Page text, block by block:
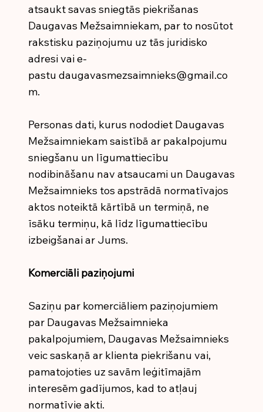
atsaukt savas sniegtās piekrišanas
Daugavas Mežsaimniekam, par to nosūtot
rakstisku paziņojumu uz tās juridisko
adresi vai e-
pastu daugavasmezsaimnieks@gmail.co
m.
Personas dati, kurus nododiet Daugavas
Mežsaimniekam saistībā ar pakalpojumu
sniegšanu un līgumattiecību
nodibināšanu nav atsaucami un Daugavas
Mežsaimnieks tos apstrādā normatīvajos
aktos noteiktā kārtībā un termiņā, ne
īsāku termiņu, kā līdz līgumattiecību
izbeigšanai ar Jums.
Komerciāli paziņojumi
Saziņu par komerciāliem paziņojumiem
par Daugavas Mežsaimnieka
pakalpojumiem, Daugavas Mežsaimnieks
veic saskaņā ar klienta piekrišanu vai,
pamatojoties uz savām leģitīmajām
interesēm gadījumos, kad to atļauj
normatīvie akti.